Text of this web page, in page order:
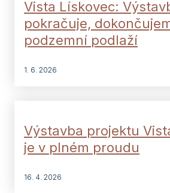
Vista Lískovec:
pokračuje,
podzemní podlaží
1. 6. 2026
Výstavba projektu
je v plném proudu
16. 4. 2026